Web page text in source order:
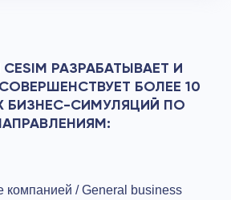
РАЗРАБАТЫВАЕТ И
БОЛЕЕ 10
БИЗНЕС-СИМУЛЯЦИЙ ПО
компанией / General business